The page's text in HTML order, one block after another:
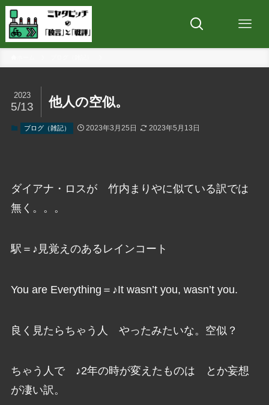
他人の空似。
2023
5/13
ブログ（雑記） 2023年3月25日 2023年5月13日
ダイアナ・ロスが 竹内まりやに似ている訳では
無く。。。
駅＝♪見覚えのあるレインコート
You are Everything＝♪It wasn’t you, wasn’t you.
良く見たらちゃう人 やったみたいな。空似？
ちゃう人で ♪2年の時が変えたものは とか妄想
が凄い訳。